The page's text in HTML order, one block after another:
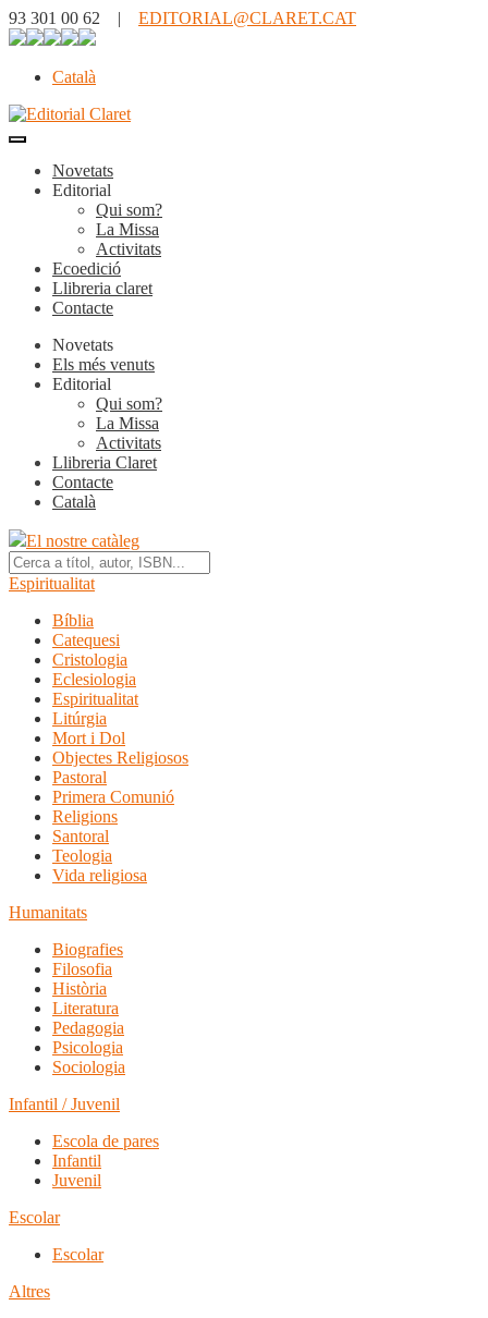
93 301 00 62 | EDITORIAL@CLARET.CAT
Català
Novetats
Editorial
Qui som?
La Missa
Activitats
Ecoedició
Llibreria claret
Contacte
Novetats
Els més venuts
Editorial
Qui som?
La Missa
Activitats
Llibreria Claret
Contacte
Català
El nostre catàleg
Espiritualitat
Bíblia
Catequesi
Cristologia
Eclesiologia
Espiritualitat
Litúrgia
Mort i Dol
Objectes Religiosos
Pastoral
Primera Comunió
Religions
Santoral
Teologia
Vida religiosa
Humanitats
Biografies
Filosofia
Història
Literatura
Pedagogia
Psicologia
Sociologia
Infantil / Juvenil
Escola de pares
Infantil
Juvenil
Escolar
Escolar
Altres